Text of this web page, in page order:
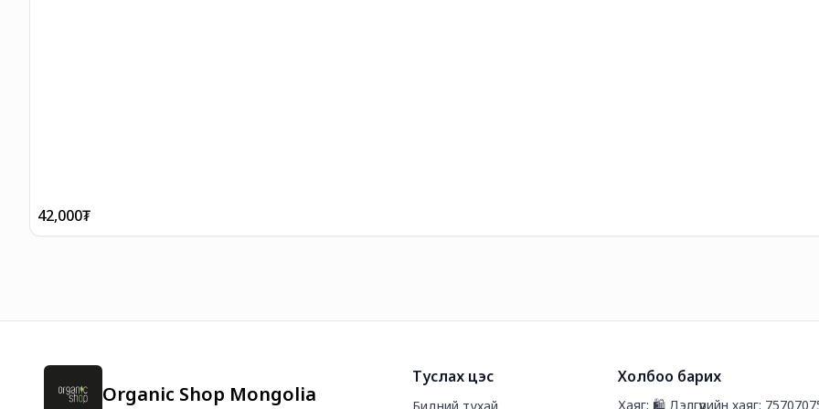
42,000₮
Organic Shop Mongolia
Туслах цэс Холбоо барих
Хаяг: 🛍️ Дэлгүүрийн хаяг: